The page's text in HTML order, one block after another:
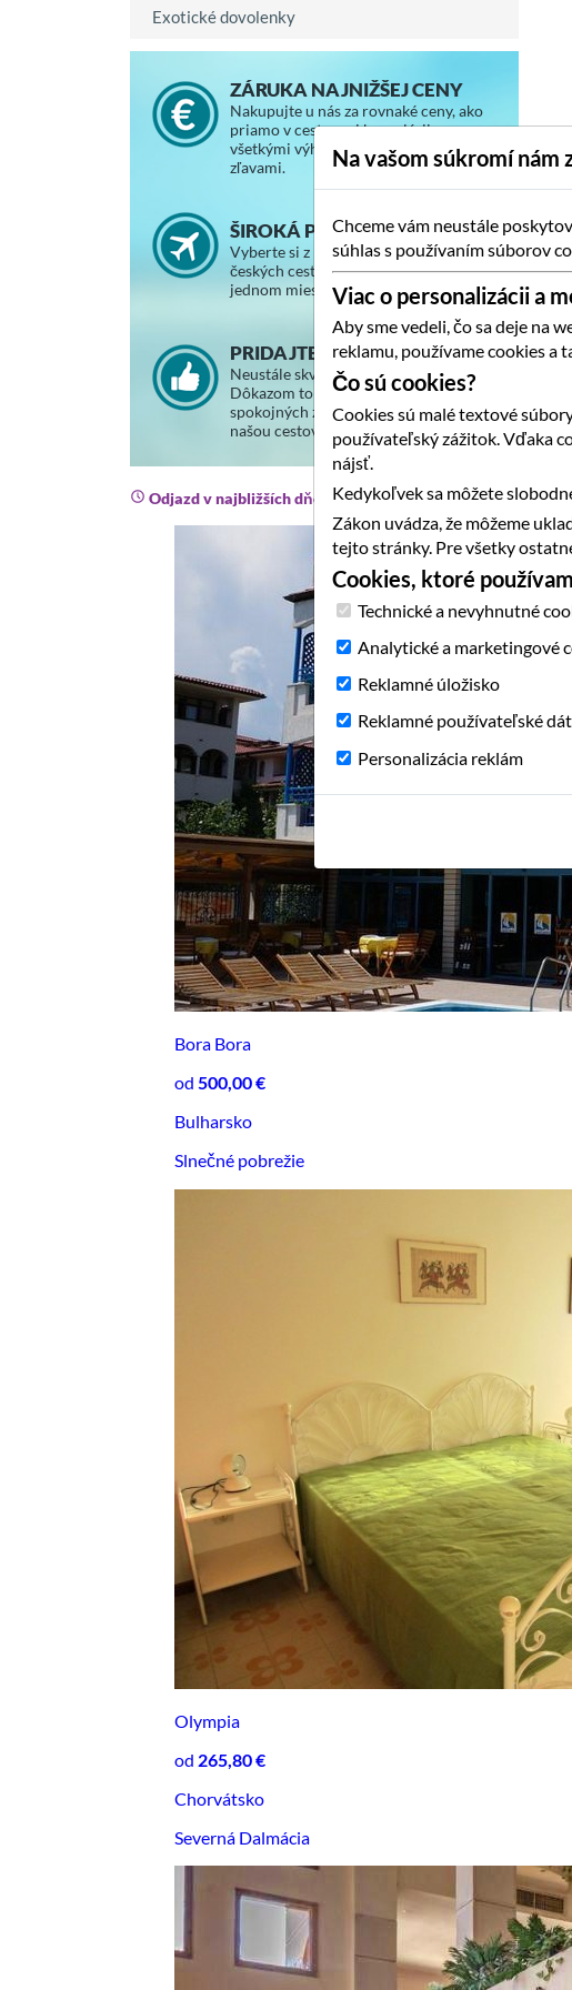
Exotické dovolenky
ZÁRUKA NAJNIŽŠEJ CENY
Nakupujte u nás za rovnaké ceny, ako
priamo v cestovnej kancelárii, so
všetkými výhodami a vernostnými
zľavami.
ŠIROKÁ PONUKA ZÁJAZDOV
Vyberte si z ponuky slovenských a
českých cestovných kancelárií na
jednom mieste.
PRIDAJTE SA K SPOKOJNÝM
Neustále skvalitňujeme svoje služby.
Dôkazom toho je stále väčší počet
spokojných zákazníkov, ktorí cestujú s
našou cestovnou agentúrou.
Odjazd v najbližších dňoch
Bora Bora
od 500,00 €
Bulharsko
Slnečné pobrežie
Olympia
od 265,80 €
Chorvátsko
Severná Dalmácia
Na vašom súkromí nám
Chceme vám neustále
súhlas s používaním súborov
Viac o personalizácii a
Aby sme vedeli, čo sa deje na
reklamu, používame cookies a
Čo sú cookies?
Cookies sú malé textové
používateľský zážitok. Vďaka
nájsť.
Kedykoľvek sa môžete
Zákon uvádza, že môžeme
tejto stránky. Pre všetky
Cookies, ktoré
Technické a nevyhnutné
Analytické a marketingové
Reklamné úložisko
Reklamné používateľské
Personalizácia reklám